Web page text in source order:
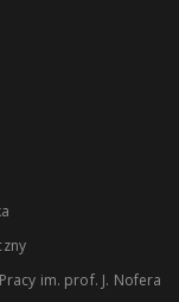
im. prof. J. Nofera